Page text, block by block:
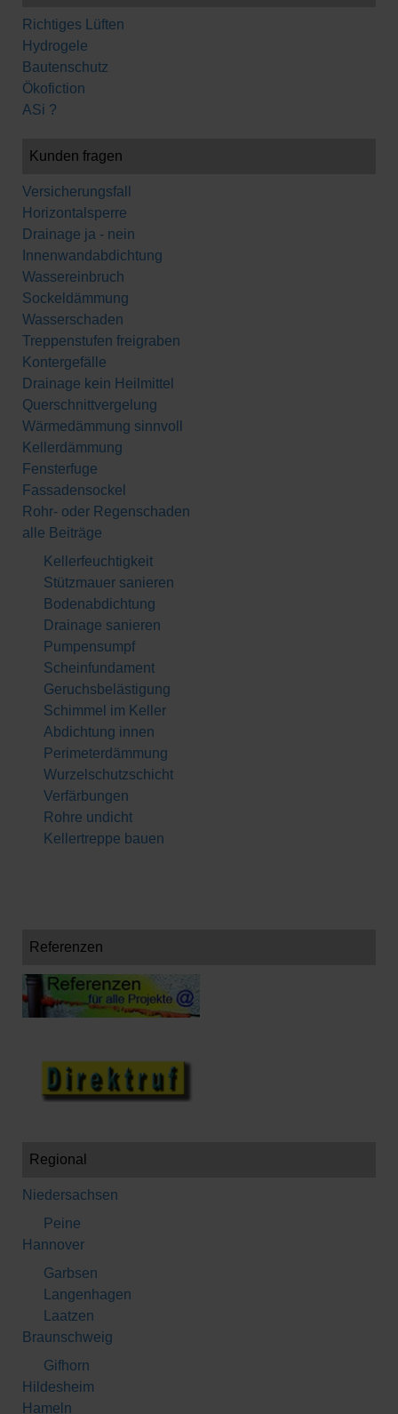
Richtiges Lüften
Hydrogele
Bautenschutz
Ökofiction
ASi ?
Kunden fragen
Versicherungsfall
Horizontalsperre
Drainage ja - nein
Innenwandabdichtung
Wassereinbruch
Sockeldämmung
Wasserschaden
Treppenstufen freigraben
Kontergefälle
Drainage kein Heilmittel
Querschnittvergelung
Wärmedämmung sinnvoll
Kellerdämmung
Fensterfuge
Fassadensockel
Rohr- oder Regenschaden
alle Beiträge
Kellerfeuchtigkeit
Stützmauer sanieren
Bodenabdichtung
Drainage sanieren
Pumpensumpf
Scheinfundament
Geruchsbelästigung
Schimmel im Keller
Abdichtung innen
Perimeterdämmung
Wurzelschutzschicht
Verfärbungen
Rohre undicht
Kellertreppe bauen
Referenzen
Regional
Niedersachsen
Peine
Hannover
Garbsen
Langenhagen
Laatzen
Braunschweig
Gifhorn
Hildesheim
Hameln